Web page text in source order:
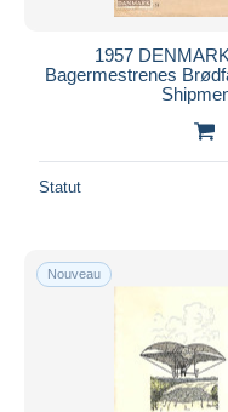
1957
Bagermestrenes
Statut
Nouveau